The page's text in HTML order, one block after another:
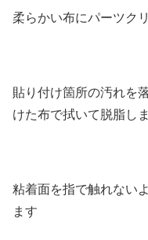
柔らかい布にパーツク
貼り付け箇所の汚れを
けた布で拭いて脱脂し
粘着面を指で触れない
ます